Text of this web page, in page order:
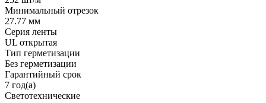
Минимальный отрезок
27.77 мм
Серия ленты
UL открытая
Тип герметизации
Без герметизации
Гарантийный срок
7 год(а)
Светотехнические